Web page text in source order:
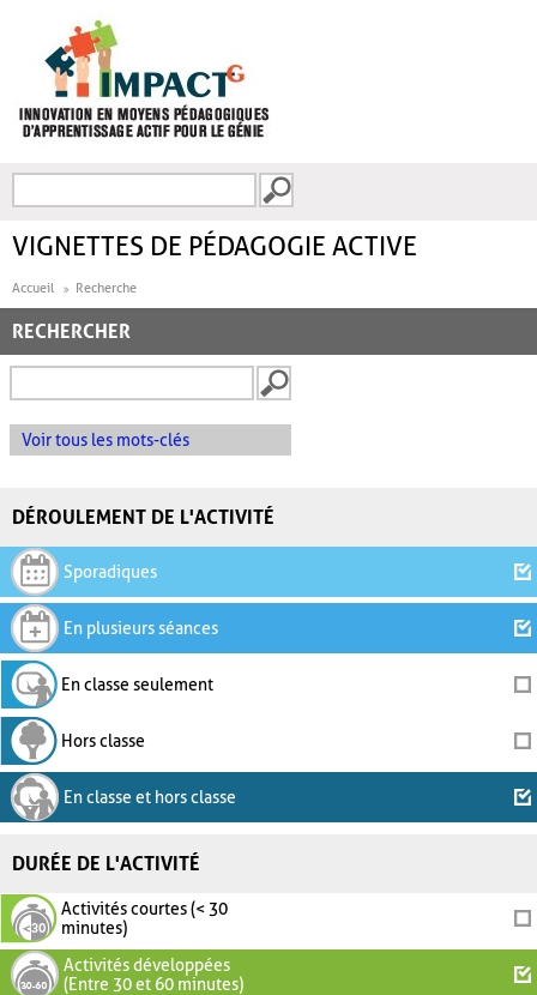
FORMULAIRE DE
VIGNETTES DE PÉDAGOGIE ACTIVE
Accueil Recherche
RECHERCHER
Voir tous les mots-clés
DÉROULEMENT DE L'ACTIVITÉ
Sporadiques
En plusieurs séances
En classe seulement
Hors classe
En classe et hors classe
DURÉE DE L'ACTIVITÉ
Activités courtes (< 30
minutes)
Activités développées
(Entre 30 et 60 minutes)